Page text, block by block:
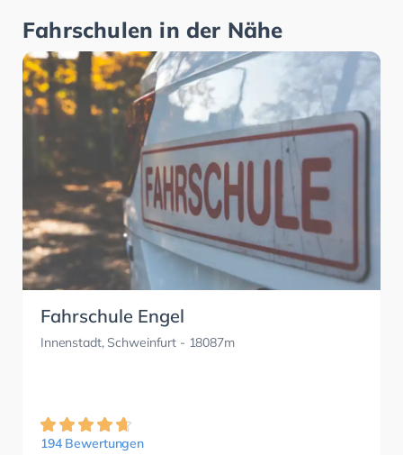
Fahrschulen in der Nähe
Fahrschule Engel
Innenstadt, Schweinfurt - 18087m
194 Bewertungen